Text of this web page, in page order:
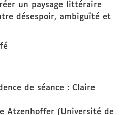
un paysage littéraire
désespoir, ambiguïté et
de séance : Claire
Atzenhoffer (Université de